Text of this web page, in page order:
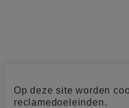
Op deze site worden
reclamedoeleinden.